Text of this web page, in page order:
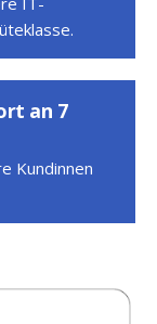
an 7
Kundinnen